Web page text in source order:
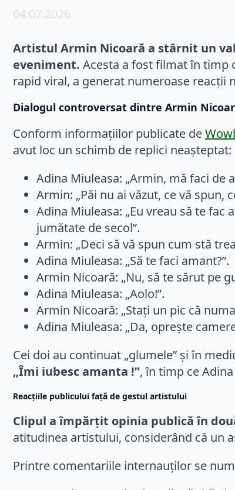
04.07.2026
Artistul Armin Nicoară a stârnit un
eveniment. Acesta a fost filmat în timp
rapid viral, a generat numeroase reacții
Dialogul controversat dintre Armin
Conform informațiilor publicate de
avut loc un schimb de replici neașteptat:
Adina Miuleasa: „Armin, mă faci de
Armin: „Păi nu ai văzut, ce vă spun,
Adina Miuleasa: „Eu vreau să te
jumătate de secol”.
Armin: „Deci să vă spun cum stă
Adina Miuleasa: „Să te faci amant?”.
Armin Nicoară: „Nu, să te sărut pe
Adina Miuleasa: „Aolo!”.
Armin Nicoară: „Stați un pic că
Adina Miuleasa: „Da, oprește
Cei doi au continuat „glumele” și în
„Îmi iubesc amanta !”, în timp ce
Reacțiile publicului față de gestul artistului
Clipul a împărțit opinia publică în
atitudinea artistului, considerând că un
Printre comentariile internauților se